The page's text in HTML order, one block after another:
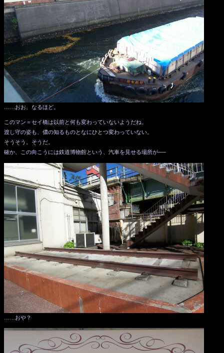
……おお、なるほど。
このマン＝セイ橋は以前と何も変わっていないようだね。
渡し守の姿も、儂の知るものとなにひとつ変わっていない。
そうそう。そうだ。
確か、この向こうには鉄道博物館という、汽車を見せる場所が──
……おや？